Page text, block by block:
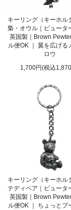
キーリング（キーホル
梟・オウル｜ピュータ
英国製｜Brown
ル便OK ｜ 翼を広げる
ロウ
1,700円(税込
キーリング（キーホル
テディベア｜ピュータ
英国製｜Brown
ル便OK ｜ ちょっとプ